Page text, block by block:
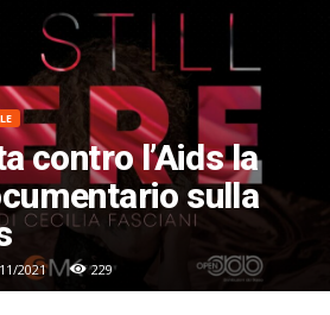
contro l’Aids la
sulla
2021 229